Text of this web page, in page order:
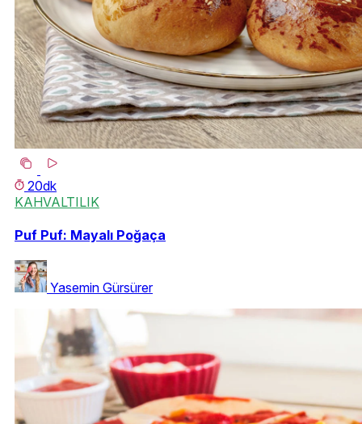
20dk
KAHVALTILIK
Puf Puf: Mayalı Poğaça
Yasemin Gürsürer